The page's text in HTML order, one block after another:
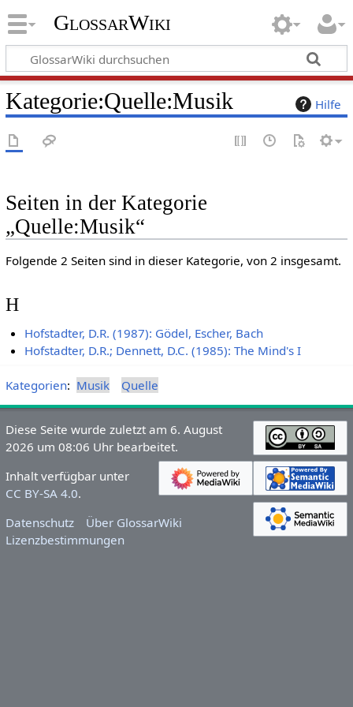
GlossarWiki
Hilfe
Kategorie:Quelle:Musik
Seiten in der Kategorie
„Quelle:Musik“
Folgende 2 Seiten sind in dieser Kategorie, von 2 insgesamt.
H
Hofstadter, D.R. (1987): Gödel, Escher, Bach
Hofstadter, D.R.; Dennett, D.C. (1985): The Mind's I
Kategorien: Musik Quelle
Diese Seite wurde zuletzt am 6. August
2026 um 08:06 Uhr bearbeitet.
Inhalt verfügbar unter
CC BY-SA 4.0.
Datenschutz
Über GlossarWiki
Lizenzbestimmungen